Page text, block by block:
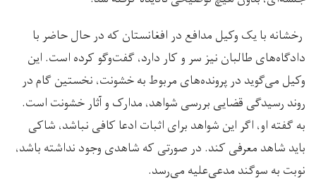
رخشانه با یک وکیل مدافع در افغانستان که در حال حاضر با
دادگاه‌های طالبان نیز سر و کار دارد، گفت‌وگو کرده است. این
وکیل می‌گوید در پرونده‌های مربوط به خشونت، نخستین گام در
روند رسیدگی قضایی بررسی شواهد، مدارک و آثار خشونت است.
به گفته او، اگر این شواهد برای اثبات ادعا کافی نباشد، شاکی
باید شاهد معرفی کند. در صورتی که شاهدی وجود نداشته باشد،
نوبت به سوگند مدعی‌علیه می‌رسد.